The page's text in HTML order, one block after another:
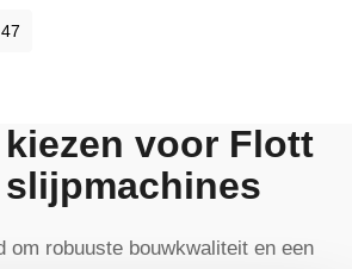
47
kiezen voor Flott
om robuuste bouwkwaliteit en een